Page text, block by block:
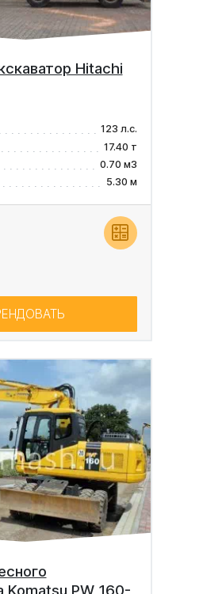
Hitachi
123 л.с.
17.40 т
0.70 м3
5.30 м
Komatsu PW 160-